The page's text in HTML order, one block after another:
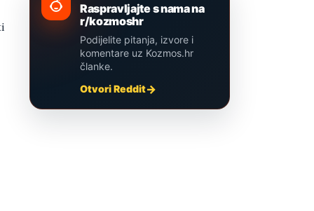
Raspravljajte s nama na
r/kozmoshr
Podijelite pitanja, izvore i
komentare uz Kozmos.hr
članke.
Otvori Reddit